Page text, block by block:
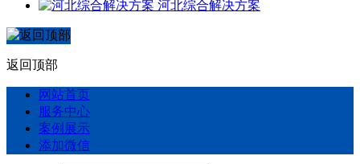
河北综合解决方案
返回顶部
网站首页
服务中心
案例展示
添加微信